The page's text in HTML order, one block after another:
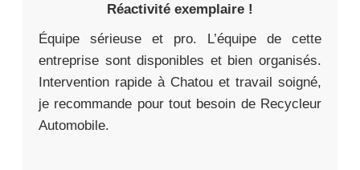
Réactivité exemplaire !
Équipe sérieuse et pro. L’équipe de cette
entreprise sont disponibles et bien organisés.
Intervention rapide à Chatou et travail soigné,
je recommande pour tout besoin de Recycleur
Automobile.